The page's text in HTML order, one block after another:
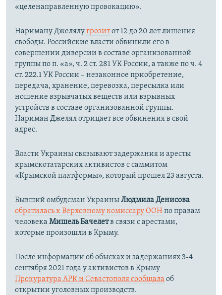
«целенаправленную провокацию».
Нариману Джелялугрозитот 12 до 20 лет лишения
свободы. Российские власти обвинили его в
совершении диверсии в составе организованной
группы по п. «а», ч. 2 ст. 281 УК России, а также по ч. 4
ст. 222.1 УК России – незаконное приобретение,
передача, хранение, перевозка, пересылка или
ношение взрывчатых веществ или взрывных
устройств в составе организованной группы.
Нариман Джелял отрицает все обвинения в свой
адрес.
Власти Украины связывают задержания и аресты
крымскотатарских активистов с саммитом
«Крымской платформы», который прошел 23 августа.
Бывший омбудсман УкраиныЛюдмила Денисова
обратилась к Верховному комиссару ООН по правам
человека Мишель Бачелетв связи с арестами,
которые произошли в Крыму.
После информации об обысках и задержаниях 3-4
сентября 2021 года у активистов в Крыму
Прокуратура АРК и Севастополя сообщала об
открытии уголовных производств.